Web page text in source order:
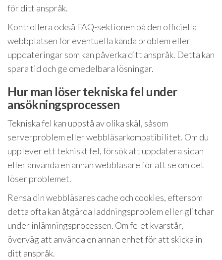
för ditt anspråk.
Kontrollera också FAQ-sektionen på den officiella
webbplatsen för eventuella kända problem eller
uppdateringar som kan påverka ditt anspråk. Detta kan
spara tid och ge omedelbara lösningar.
Hur man löser tekniska fel under
ansökningsprocessen
Tekniska fel kan uppstå av olika skäl, såsom
serverproblem eller webbläsarkompatibilitet. Om du
upplever ett tekniskt fel, försök att uppdatera sidan
eller använda en annan webbläsare för att se om det
löser problemet.
Rensa din webbläsares cache och cookies, eftersom
detta ofta kan åtgärda laddningsproblem eller glitchar
under inlämningsprocessen. Om felet kvarstår,
överväg att använda en annan enhet för att skicka in
ditt anspråk.